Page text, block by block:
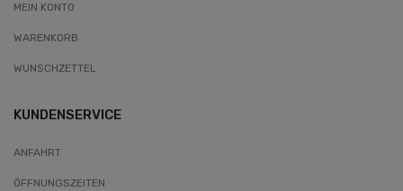
MEIN KONTO
WARENKORB
WUNSCHZETTEL
KUNDENSERVICE
ANFAHRT
ÖFFNUNGSZEITEN